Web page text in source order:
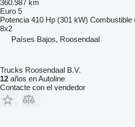
360.987 km
Euro 5
Potencia 410 Hp (301 kW) Combustible
8x2
Países Bajos, Roosendaal
Trucks Roosendaal B.V.
12 años en Autoline
Contacte con el vendedor